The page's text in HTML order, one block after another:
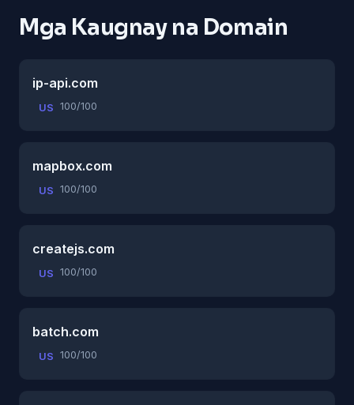
Mga Kaugnay na Domain
ip-api.com
US 100/100
mapbox.com
US 100/100
createjs.com
US 100/100
batch.com
US 100/100